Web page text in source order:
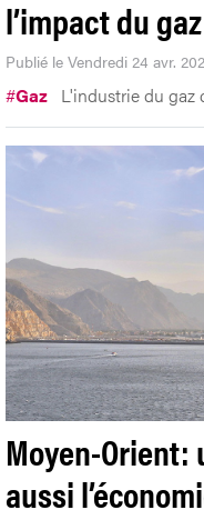
l’impact du gaz
Publié le Vendredi 24 avr.
#Gaz L'industrie du gaz
Moyen-
aussi